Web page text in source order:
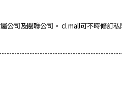
司及關聯公司。 cl mall可不時修訂